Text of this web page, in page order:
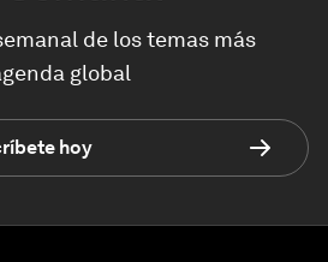
de los temas más
global
hoy